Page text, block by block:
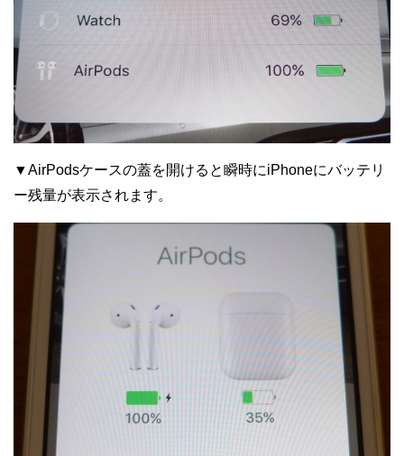
▼AirPodsケースの蓋を開けると瞬時にiPhoneにバッテリ
ー残量が表示されます。